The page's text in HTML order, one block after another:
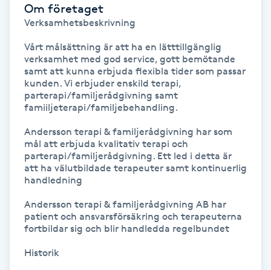
Gel naglar
Gelenaglar
Gellack
Gellack med förstärkning
Gravidmassage
Gruppträning
Om företaget
Verksamhetsbeskrivning
Vårt målsättning är att ha en lätttillgänglig
verksamhet med god service, gott bemötande
samt att kunna erbjuda flexibla tider som passar
kunden. Vi erbjuder enskild terapi,
parterapi/familjerådgivning samt
famiiljeterapi/familjebehandling.
Andersson terapi & familjerådgivning har som
mål att erbjuda kvalitativ terapi och
parterapi/familjerådgivning. Ett led i detta är
att ha välutbildade terapeuter samt kontinuerlig
handledning
Andersson terapi & familjerådgivning AB har
patient och ansvarsförsäkring och terapeuterna
fortbildar sig och blir handledda regelbundet
Historik